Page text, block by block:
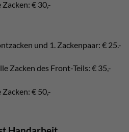
Zacken: € 30,-
und 1. Zackenpaar: € 25.-
Zacken des Front-Teils: € 35,-
Zacken: € 50,-